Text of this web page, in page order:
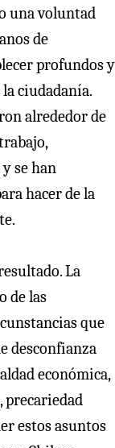
una voluntad
de
profundos y
ciudadanía.
alrededor de
se han
hacer de la
La
de las
que
desconfianza
económica,
precariedad
estos asuntos